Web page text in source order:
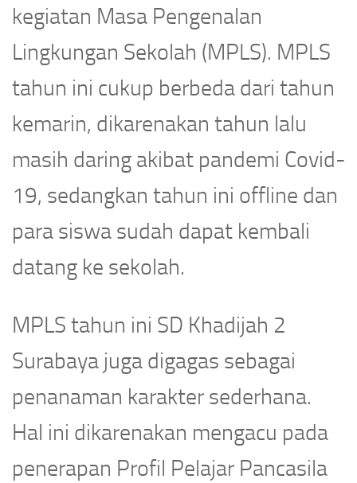
kegiatan Masa Pengenalan
Lingkungan Sekolah (MPLS). MPLS
tahun ini cukup berbeda dari tahun
kemarin, dikarenakan tahun lalu
masih daring akibat pandemi Covid-
19, sedangkan tahun ini offline dan
para siswa sudah dapat kembali
datang ke sekolah.
MPLS tahun ini SD Khadijah 2
Surabaya juga digagas sebagai
penanaman karakter sederhana.
Hal ini dikarenakan mengacu pada
penerapan Profil Pelajar Pancasila